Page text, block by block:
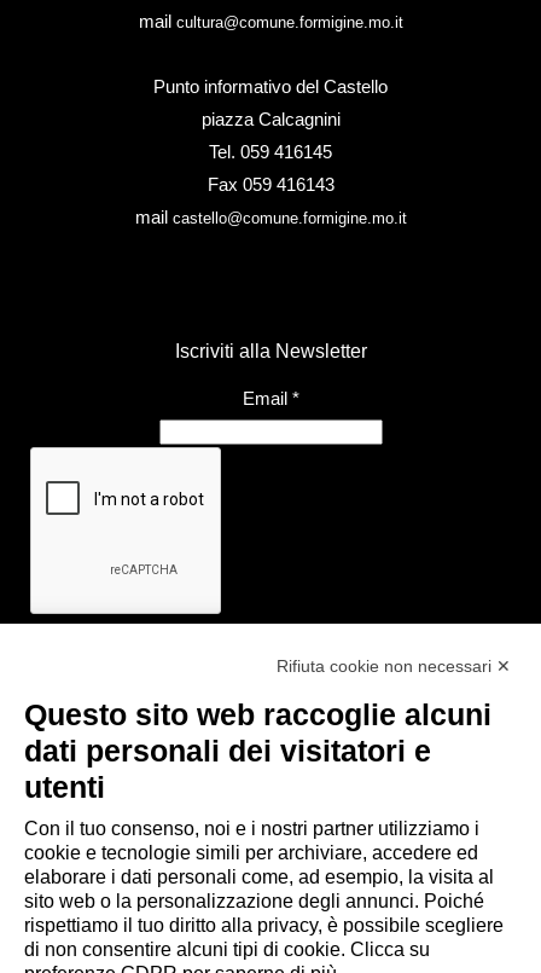
mail cultura@comune.formigine.mo.it
Punto informativo del Castello
piazza Calcagnini
Tel. 059 416145
Fax 059 416143
mail castello@comune.formigine.mo.it
Iscriviti alla Newsletter
Email *
Link utili
- Ufficio di informazione e accoglienza turistica di Maranello, Fiorano
- Comune di Formigine
- Trasporti Locali
- Trenitalia
Scarica le app
Rifiuta cookie non necessari ✕
Questo sito web raccoglie alcuni
dati personali dei visitatori e
utenti
Con il tuo consenso, noi e i nostri partner utilizziamo i
cookie e tecnologie simili per archiviare, accedere ed
elaborare i dati personali come, ad esempio, la visita al
sito web o la personalizzazione degli annunci. Poiché
rispettiamo il tuo diritto alla privacy, è possibile scegliere
di non consentire alcuni tipi di cookie. Clicca su